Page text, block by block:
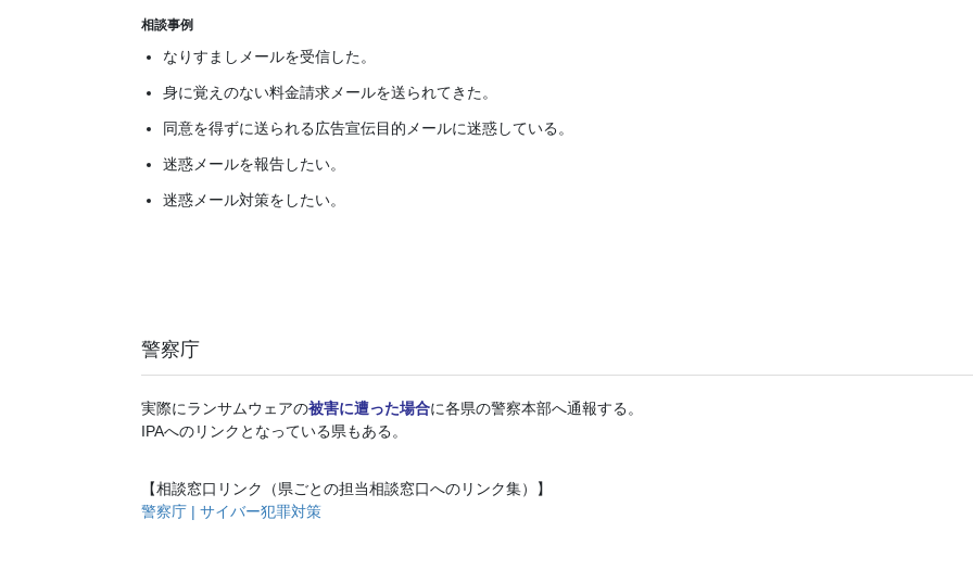
相談事例
なりすましメールを受信した。
身に覚えのない料金請求メールを送られてきた。
同意を得ずに送られる広告宣伝目的メールに迷惑している。
迷惑メールを報告したい。
迷惑メール対策をしたい。
警察庁
実際にランサムウェアの被害に遭った場合に各県の警察本部へ通報する。
IPAへのリンクとなっている県もある。
【相談窓口リンク（県ごとの担当相談窓口へのリンク集）】
警察庁 | サイバー犯罪対策